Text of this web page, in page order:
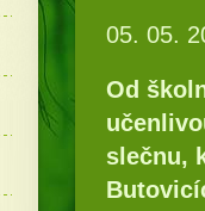
05. 05.
Od
slečnu,